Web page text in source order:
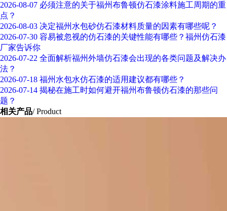
2026-08-07 必须注意的关于福州布鲁顿仿石漆涂料施工周期的重
点？
2026-08-03 决定福州水包砂仿石漆材料质量的因素有哪些呢？
2026-07-30 容易被忽视的仿石漆的关键性能有哪些？福州仿石漆
厂家告诉你
2026-07-22 全面解析福州外墙仿石漆会出现的各类问题及解决办
法？
2026-07-18 福州水包水仿石漆的适用建议都有哪些？
2026-07-14 揭秘在施工时如何避开福州布鲁顿仿石漆的那些问
题？
相关产品/ Product